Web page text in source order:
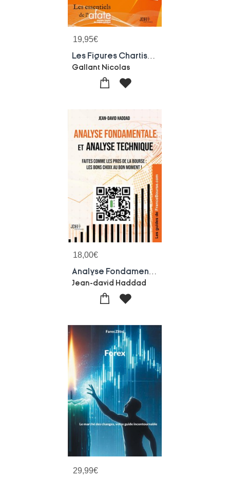
19,95€
Gallant Nicolas
18,00€
Jean-david Haddad
29,99€